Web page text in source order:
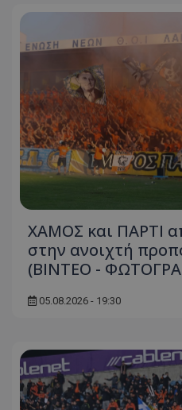
ΧΑΜΟΣ και ΠΑΡΤΙ
στην ανοιχτή
(ΒΙΝΤΕΟ -
05.08.2026 - 19:30